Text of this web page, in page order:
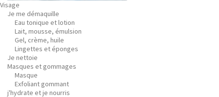
Visage
Je me démaquille
Eau tonique et lotion
Lait, mousse, émulsion
Gel, crème, huile
Lingettes et éponges
Je nettoie
Masques et gommages
Masque
Exfoliant gommant
j'hydrate et je nourris